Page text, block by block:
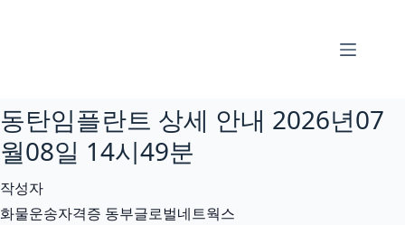
건
너
뛰
기
동탄임플란트 상세 안내 2026년07
월08일 14시49분
작성자
화물운송자격증 동부글로벌네트웍스